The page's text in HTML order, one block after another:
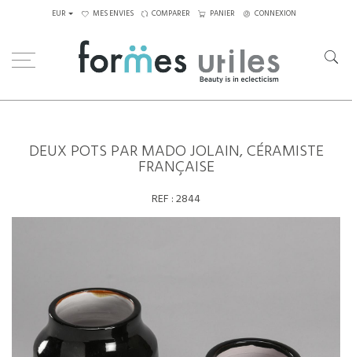
EUR MES ENVIES COMPARER PANIER CONNEXION
DEUX POTS PAR MADO JOLAIN, CÉRAMISTE
FRANÇAISE
REF :2844